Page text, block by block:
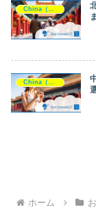
China（中国）
ホーム